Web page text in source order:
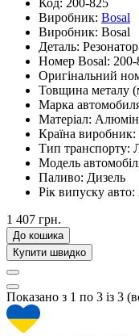
Код: 200-825
Виробник: Bosal
Виробник: Bosal
Деталь: Резонатор
Номер Bosal:
Оригінальний
Товщина металу
Марка
Матеріал:
Країна виробник:
Тип транспорту:
Модель
Паливо: Дизель
Рік випуску авто:
1 407 грн.
До кошика
Купити швидко
Показано з 1 по 3 із 3